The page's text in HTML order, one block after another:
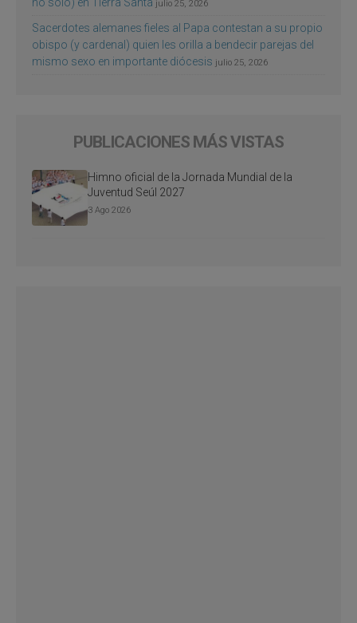
julio 25, 2026
Sacerdotes alemanes fieles al Papa contestan a su propio
obispo (y cardenal) quien les orilla a bendecir parejas del
mismo sexo en importante diócesis julio 25, 2026
PUBLICACIONES MÁS VISTAS
Himno oficial de la Jornada Mundial de la
Juventud Seúl 2027
3 Ago 2026